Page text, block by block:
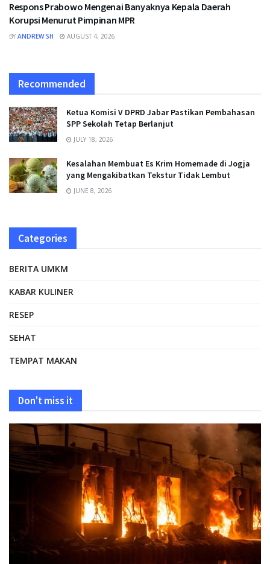
Respons Prabowo Mengenai Banyaknya Kepala Daerah
Korupsi Menurut Pimpinan MPR
BY ANDREW SH AUGUST 4, 2026
Recommended
Ketua Komisi V DPRD Jabar Pastikan Pembahasan
SPP Sekolah Tetap Berlanjut
JULY 18, 2026
Kesalahan Membuat Es Krim Homemade di Jogja
yang Mengakibatkan Tekstur Tidak Lembut
JUNE 8, 2026
Categories
BERITA UMKM
KABAR KULINER
RESEP
SEHAT
TEMPAT MAKAN
Don't miss it